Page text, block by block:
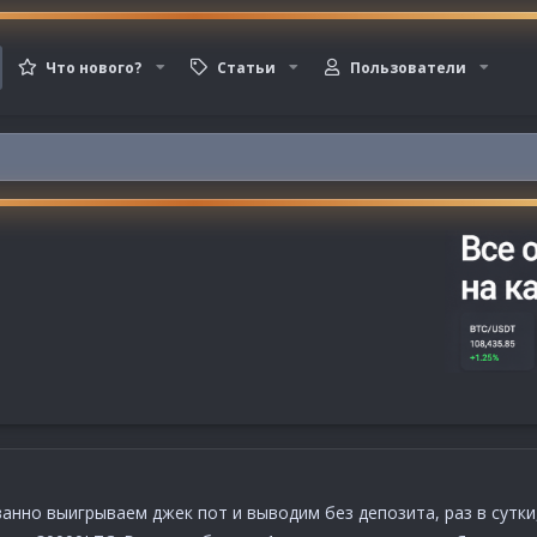
Что нового? Статьи Пользователи
выигрываем джек пот и выводим без депозита, раз в